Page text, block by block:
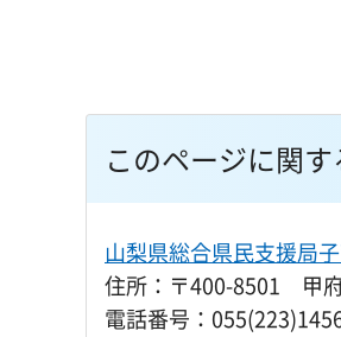
このページに関
山梨県総合県民支援局
住所：〒400-8501 甲
電話番号：